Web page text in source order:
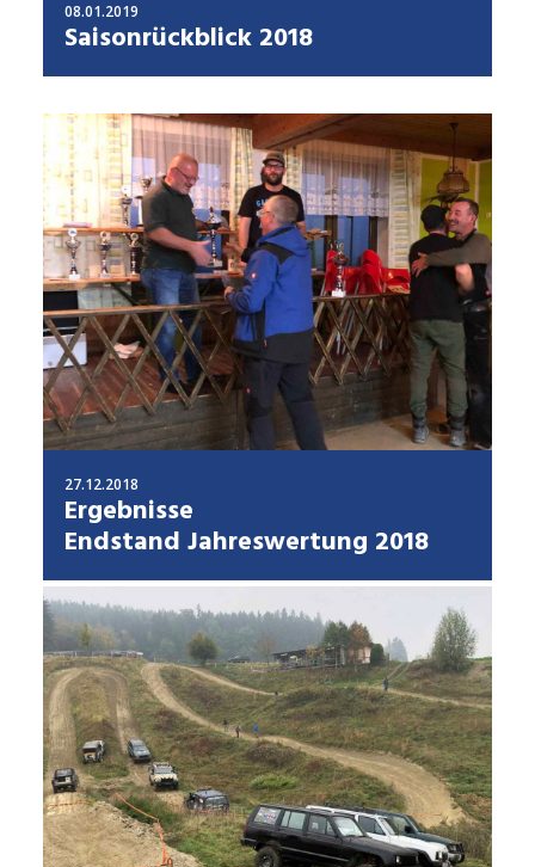
08.01.2019
Saisonrückblick 2018
27.12.2018
Ergebnisse
Endstand Jahreswertung 2018